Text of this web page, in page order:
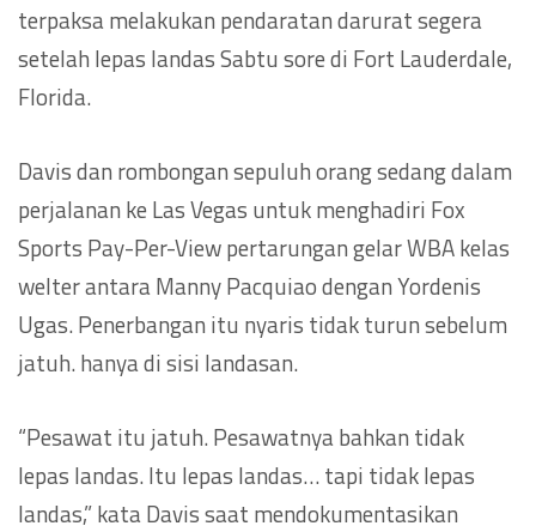
terpaksa melakukan pendaratan darurat segera
setelah lepas landas Sabtu sore di Fort Lauderdale,
Florida.
Davis dan rombongan sepuluh orang sedang dalam
perjalanan ke Las Vegas untuk menghadiri Fox
Sports Pay-Per-View pertarungan gelar WBA kelas
welter antara Manny Pacquiao dengan Yordenis
Ugas. Penerbangan itu nyaris tidak turun sebelum
jatuh. hanya di sisi landasan.
“Pesawat itu jatuh. Pesawatnya bahkan tidak
lepas landas. Itu lepas landas… tapi tidak lepas
landas,” kata Davis saat mendokumentasikan